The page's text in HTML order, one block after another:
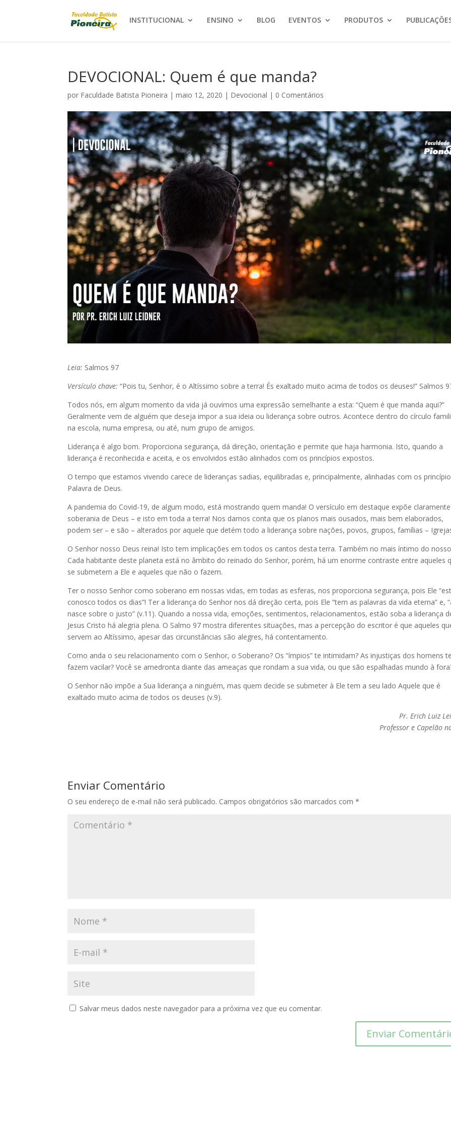
INSTITUCIONAL ENSINO BLOG EVENTOS PRODUTOS
DEVOCIONAL: Quem é que manda?
por Faculdade Batista Pioneira |maio 12, 2020 | Devocional | 0 Comentários
Leia: Salmos 97
Versículo chave: “Pois tu, Senhor, é o Altíssimo sobre a terra! És exaltado muito acima de todos os deuses!” Salmos
Todos nós, em algum momento da vida já ouvimos uma expressão semelhante a esta: “Quem é que manda aqui?”
Geralmente vem de alguém que deseja impor a sua ideia ou liderança sobre outros. Acontece dentro do círculo
na escola, numa empresa, ou até, num grupo de amigos.
Liderança é algo bom. Proporciona segurança, dá direção, orientação e permite que haja harmonia. Isto, quando a
liderança é reconhecida e aceita, e os envolvidos estão alinhados com os princípios expostos.
O tempo que estamos vivendo carece de lideranças sadias, equilibradas e, principalmente, alinhadas com os
Palavra de Deus.
A pandemia do Covid-19, de algum modo, está mostrando quem manda! O versículo em destaque expõe
soberania de Deus – e isto em toda a terra! Nos damos conta que os planos mais ousados, mais bem elaborados,
podem ser – e são – alterados por aquele que detém todo a liderança sobre nações, povos, grupos, famílias –
O Senhor nosso Deus reina! Isto tem implicações em todos os cantos desta terra. Também no mais íntimo do
Cada habitante deste planeta está no âmbito do reinado do Senhor, porém, há um enorme contraste entre aqueles
se submetem a Ele e aqueles que não o fazem.
Ter o nosso Senhor como soberano em nossas vidas, em todas as esferas, nos proporciona segurança, pois Ele
conosco todos os dias”! Ter a liderança do Senhor nos dá direção certa, pois Ele “tem as palavras da vida eterna” e,
nasce sobre o justo” (v.11). Quando a nossa vida, emoções, sentimentos, relacionamentos, estão soba a liderança
Jesus Cristo há alegria plena. O Salmo 97 mostra diferentes situações, mas a percepção do escritor é que aqueles
servem ao Altíssimo, apesar das circunstâncias são alegres, há contentamento.
Como anda o seu relacionamento com o Senhor, o Soberano? Os “ímpios” te intimidam? As injustiças dos homens te
fazem vacilar? Você se amedronta diante das ameaças que rondam a sua vida, ou que são espalhadas mundo à
O Senhor não impõe a Sua liderança a ninguém, mas quem decide se submeter à Ele tem a seu lado Aquele que é
exaltado muito acima de todos os deuses (v.9).
Pr. Erich Luiz
Professor e Capelão
Enviar Comentário
O seu endereço de e-mail não será publicado. Campos obrigatórios são marcados com*
Salvar meus dados neste navegador para a próxima vez que eu comentar.